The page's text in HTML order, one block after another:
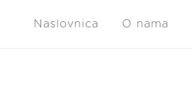
Naslovnica O nama